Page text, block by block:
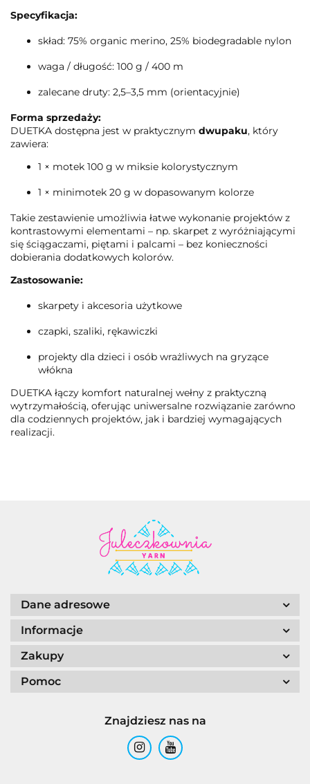
Specyfikacja:
skład: 75% organic merino, 25% biodegradable nylon
waga / długość: 100 g / 400 m
zalecane druty: 2,5–3,5 mm (orientacyjnie)
Forma sprzedaży:
DUETKA dostępna jest w praktycznym dwupaku, który
zawiera:
1 × motek 100 g w miksie kolorystycznym
1 × minimotek 20 g w dopasowanym kolorze
Takie zestawienie umożliwia łatwe wykonanie projektów z
kontrastowymi elementami – np. skarpet z wyróżniającymi
się ściągaczami, piętami i palcami – bez konieczności
dobierania dodatkowych kolorów.
Zastosowanie:
skarpety i akcesoria użytkowe
czapki, szaliki, rękawiczki
projekty dla dzieci i osób wrażliwych na gryzące
włókna
DUETKA łączy komfort naturalnej wełny z praktyczną
wytrzymałością, oferując uniwersalne rozwiązanie zarówno
dla codziennych projektów, jak i bardziej wymagających
realizacji.
Dane adresowe
Informacje
Zakupy
Pomoc
Znajdziesz nas na